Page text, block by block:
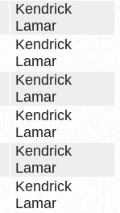
Kendrick
Lamar
Kendrick
Lamar
Kendrick
Lamar
Kendrick
Lamar
Kendrick
Lamar
Kendrick
Lamar